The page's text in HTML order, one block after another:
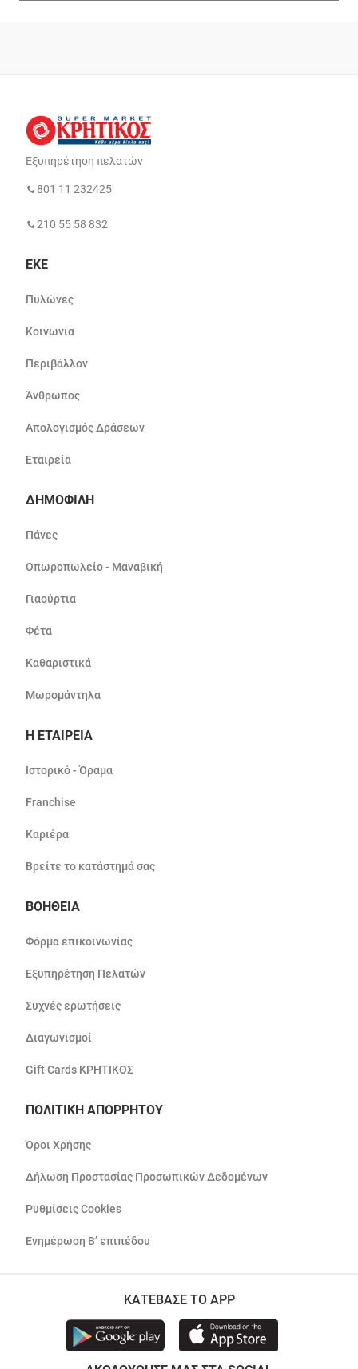
Εξυπηρέτηση πελατών
801 11 232425
210 55 58 832
ΕΚΕ
Πυλώνες
Κοινωνία
Περιβάλλον
Άνθρωπος
Απολογισμός Δράσεων
Εταιρεία
ΔΗΜΟΦΙΛΗ
Πάνες
Οπωροπωλείο - Μαναβική
Γιαούρτια
Φέτα
Καθαριστικά
Μωρομάντηλα
Η ΕΤΑΙΡΕΙΑ
Ιστορικό - Όραμα
Franchise
Καριέρα
Βρείτε το κατάστημά σας
ΒΟΗΘΕΙΑ
Φόρμα επικοινωνίας
Εξυπηρέτηση Πελατών
Συχνές ερωτήσεις
Διαγωνισμοί
Gift Cards ΚΡΗΤΙΚΟΣ
ΠΟΛΙΤΙΚΗ ΑΠΟΡΡΗΤΟΥ
Όροι Χρήσης
Δήλωση Προστασίας Προσωπικών Δεδομένων
Ρυθμίσεις Cookies
Ενημέρωση Β’ επιπέδου
ΚΑΤΕΒΑΣΕ ΤΟ APP